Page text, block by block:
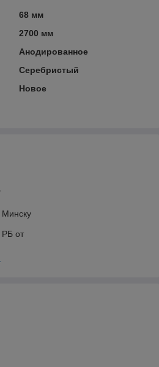
68 мм
2700 мм
Анодированное
Серебристый
Новое
Минску
РБ от